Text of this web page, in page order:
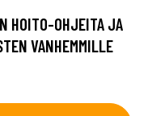
HOITO-OHJEITA JA
VANHEMMILLE